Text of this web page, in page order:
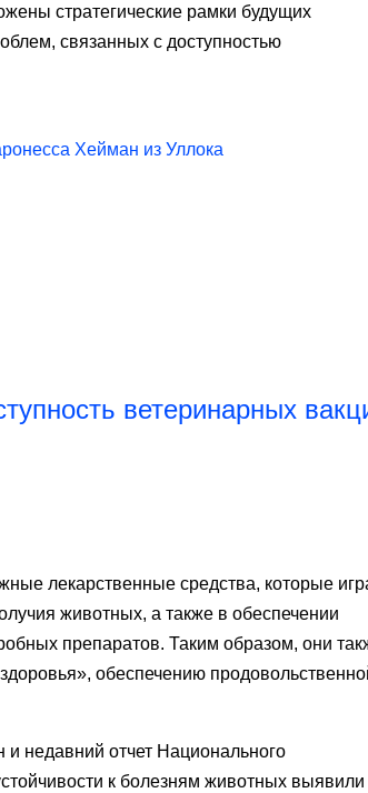
стратегические рамки будущих
связанных с доступностью
Хейман из Уллока
ветеринарных
лекарственные средства, которые
животных, а также в обеспечении
препаратов. Таким образом, они
обеспечению
и недавний отчет Национального
к болезням животных выявили